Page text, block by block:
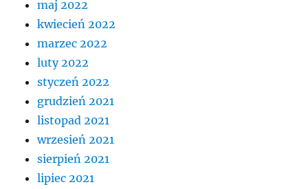
maj 2022
kwiecień 2022
marzec 2022
luty 2022
styczeń 2022
grudzień 2021
listopad 2021
wrzesień 2021
sierpień 2021
lipiec 2021